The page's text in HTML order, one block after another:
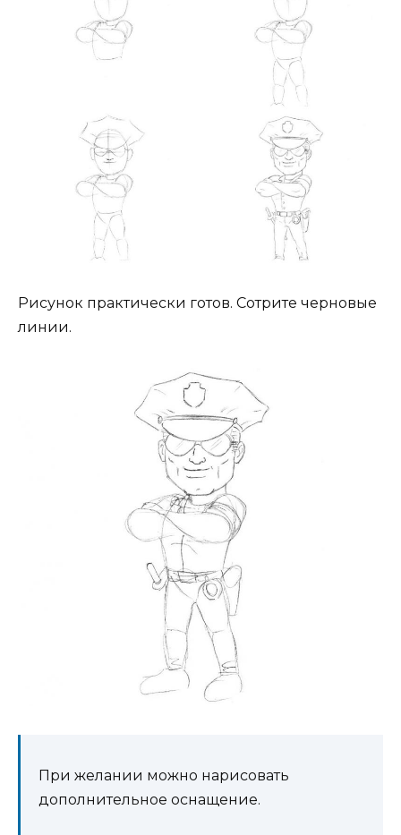
Рисунок практически готов. Сотрите черновые
линии.
При желании можно нарисовать
дополнительное оснащение.